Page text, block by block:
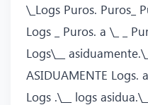
\_Logs Puros. Puros_
Logs _ Puros. a \_ _
Logs\__
ASIDUAMENTE Logs.
Logs .\__ logs